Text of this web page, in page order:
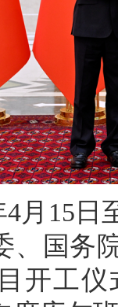
4月15
、国务
开工